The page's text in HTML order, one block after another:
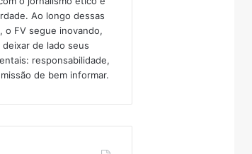
Ao longo dessas
o FV segue inovando,
deixar de lado seus
responsabilidade,
de bem informar.​